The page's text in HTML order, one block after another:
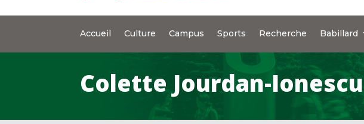
Accueil Culture Campus Sports Recherche Babillard
Colette Jourdan-Ionescu